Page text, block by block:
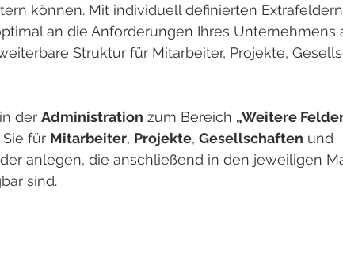
können. Mit individuell definierten
an die Anforderungen Ihres Unternehmens
Struktur für Mitarbeiter, Projekte,
der Administration zum Bereich „Weitere
für Mitarbeiter, Projekte, Gesellschaften und
anlegen, die anschließend in den jeweiligen
sind.